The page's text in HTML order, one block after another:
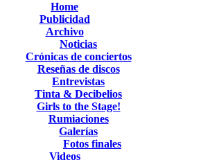
Home
Publicidad
Archivo
Noticias
Crónicas de conciertos
Reseñas de discos
Entrevistas
Tinta & Decibelios
Girls to the Stage!
Rumiaciones
Galerías
Fotos finales
Videos